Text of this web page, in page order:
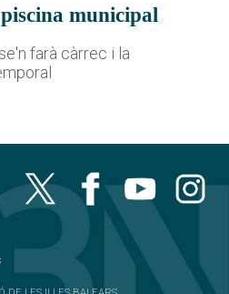
municipal
farà càrrec i la